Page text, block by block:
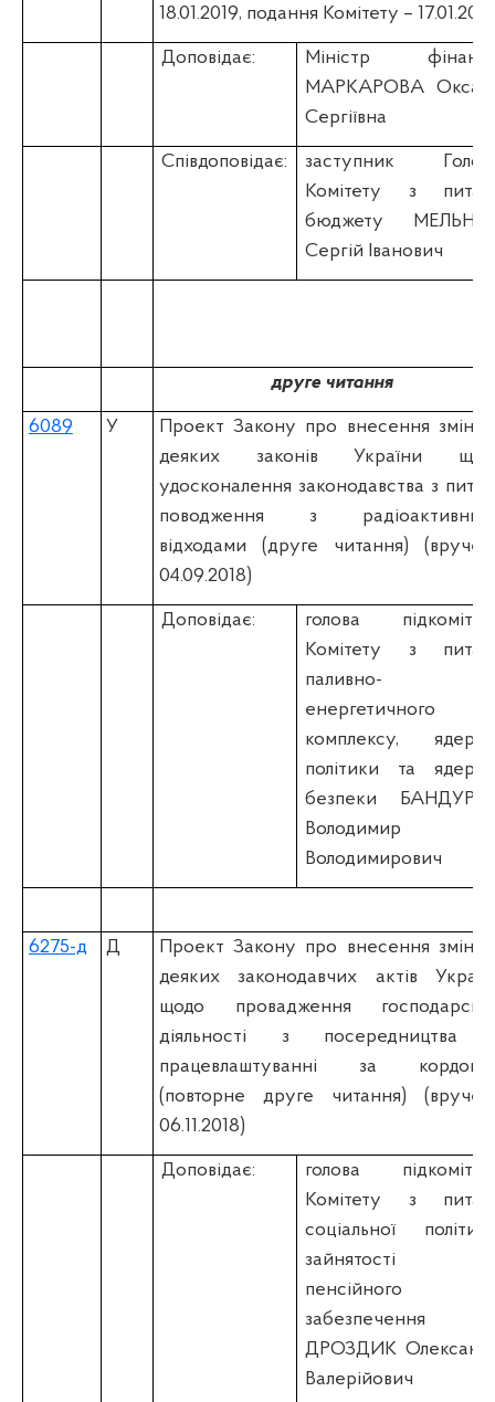
18.01.2019, подання Комітету –
Доповідає:
Міністр
МАРКАРОВА
Сергіївна
Співдоповідає:
заступник
Комітету з
бюджету
Сергій Іванович
друге читання
6089 У
Проект Закону про внесення змін
деяких законів України
удосконалення законодавства з
поводження з
відходами (друге читання)
04.09.2018)
Доповідає:
голова
Комітету з
паливно-
енергетичного
комплексу,
політики та
безпеки
Володимир
Володимирович
6275-д Д
Проект Закону про внесення змін
деяких законодавчих актів
щодо провадження
діяльності з посередництва
працевлаштуванні за
(повторне друге читання)
06.11.2018)
Доповідає:
голова
Комітету з
соціальної
зайнятості
пенсійного
забезпечення
ДРОЗДИК
Валерійович